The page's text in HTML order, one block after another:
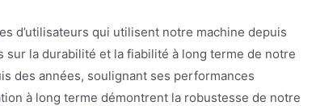
d’utilisateurs qui utilisent notre machine depuis
la durabilité et la fiabilité à long terme de notre
des années, soulignant ses performances
à long terme démontrent la robustesse de notre